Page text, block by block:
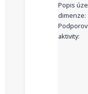
Popis
dimenze:
aktivity: